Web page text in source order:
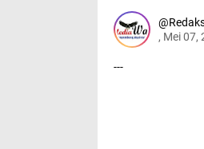
, Mei 07,
---